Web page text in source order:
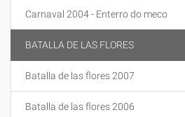
Carnaval 2004 - Enterro do meco
BATALLA DE LAS FLORES
Batalla de las flores 2007
Batalla de las flores 2006